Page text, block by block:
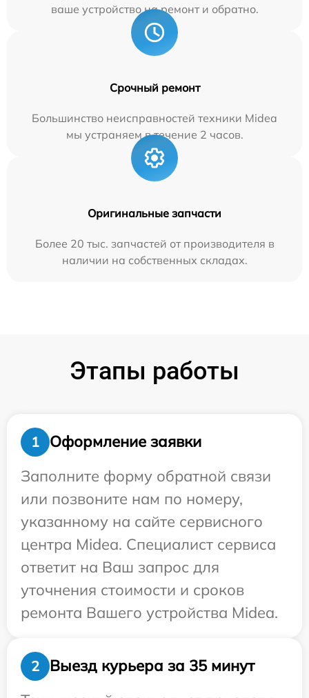
ваше устройство на ремонт и обратно.
Срочный ремонт
Большинство неисправностей техники Midea
мы устраняем в течение 2 часов.
Оригинальные запчасти
Более 20 тыс. запчастей от производителя в
наличии на собственных складах.
Этапы работы
1
Оформление заявки
Заполните форму обратной связи
или позвоните нам по номеру,
указанному на сайте сервисного
центра Midea. Специалист сервиса
ответит на Ваш запрос для
уточнения стоимости и сроков
ремонта Вашего устройства Midea.
2
Выезд курьера за 35 минут